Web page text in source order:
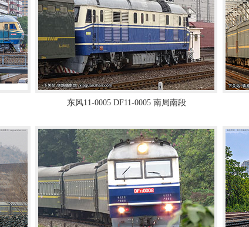
东风11-0005 DF11-0005 南局南段